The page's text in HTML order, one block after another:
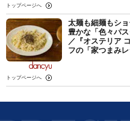
トップページへ
太麺も細麺もシ
豊かな「色々パ
／『オステリア
フの「家つまみレ
トップページへ